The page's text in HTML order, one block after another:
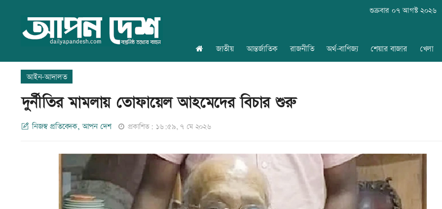
শুক্রবার ০৭ আগস্ট ২০২৬
জাতীয় আন্তর্জাতিক রাজনীতি অর্থ-বাণিজ্য শেয়ার বাজার খেলা
আইন-আদালত
দুর্নীতির মামলায় তোফায়েল আহমেদের বিচার শুরু
নিজস্ব প্রতিবেদক, আপন দেশ প্রকাশিত: ১৬:৫৯, ৭ মে ২০২৬